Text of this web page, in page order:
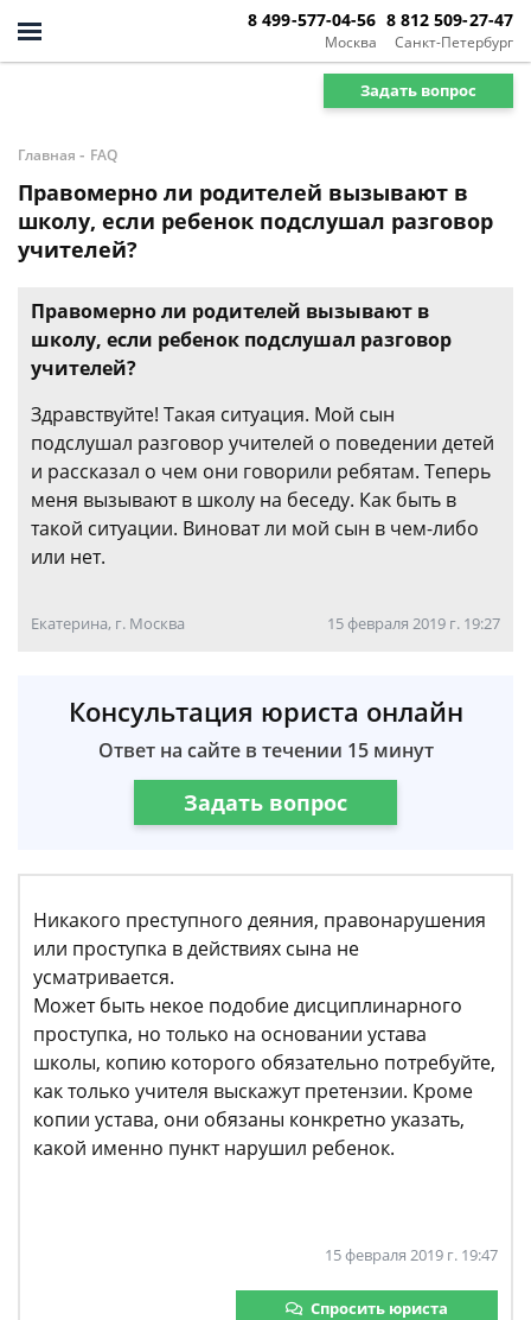
Москва
8 499-577-04-56
Санкт-Петербург
8 812 509-27-47
Задать вопрос
Главная - FAQ
Правомерно ли родителей вызывают в
школу, если ребенок подслушал разговор
учителей?
Правомерно ли родителей вызывают в
школу, если ребенок подслушал разговор
учителей?
Здравствуйте! Такая ситуация. Мой сын
подслушал разговор учителей о поведении детей
и рассказал о чем они говорили ребятам. Теперь
меня вызывают в школу на беседу. Как быть в
такой ситуации. Виноват ли мой сын в чем-либо
или нет.
Екатерина, г. Москва 15 февраля 2019 г. 19:27
Консультация юриста онлайн
Ответ на сайте в течении 15 минут
Задать вопрос
Никакого преступного деяния, правонарушения
или проступка в действиях сына не
усматривается.
Может быть некое подобие дисциплинарного
проступка, но только на основании устава
школы, копию которого обязательно потребуйте,
как только учителя выскажут претензии. Кроме
копии устава, они обязаны конкретно указать,
какой именно пункт нарушил ребенок.
15 февраля 2019 г. 19:47
Спросить юриста